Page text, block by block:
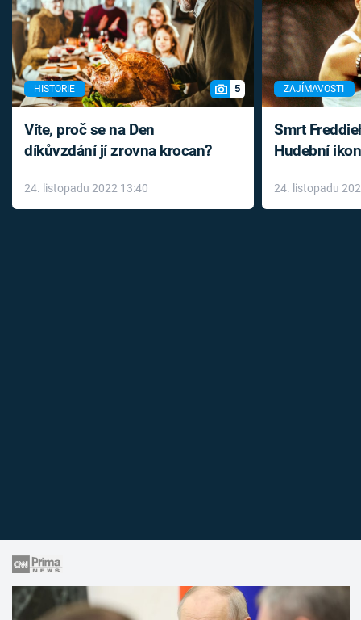
HISTORIE 5
Víte, proč se na Den
díkůvzdání jí zrovna krocan?
24. listopadu 2022 13:40
ZAJÍMAVOSTI
Smrt
Hudební
léky
24. listopadu